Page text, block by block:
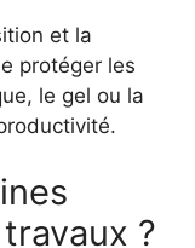
et la
protéger les
le gel ou la
?